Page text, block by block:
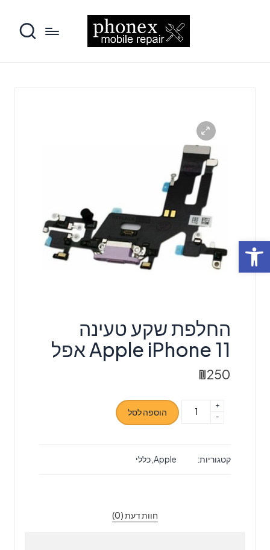
פתח סרגל נגישות
‏החלפת שקע טעינה
Apple iPhone 11 אפל
₪250
כמות
טעינה
-
+
הוספה לסל
קטגוריות: Apple כללי
חוות דעת (0)